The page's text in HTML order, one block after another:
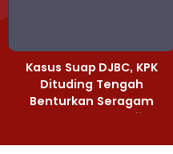
Kasus Suap DJBC, KPK
Dituding Tengah
Benturkan Seragam
Cokelat dengan Hijau